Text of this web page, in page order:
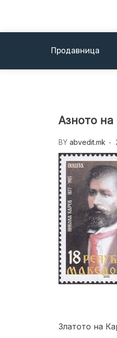
content
Продавница
Азното на
BY abvedit.mk
Златото на